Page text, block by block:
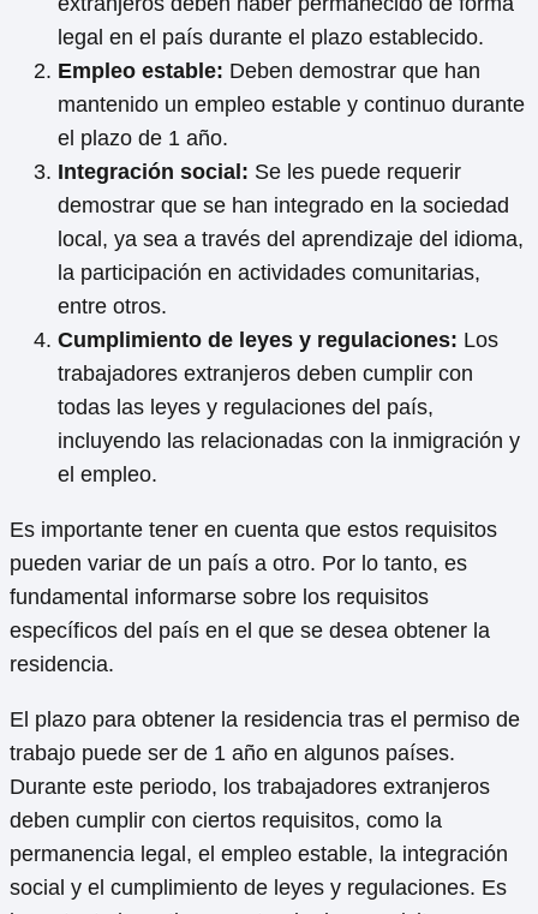
legal en el país durante el plazo establecido.
Empleo estable: Deben demostrar que han
mantenido un empleo estable y continuo durante
el plazo de 1 año.
Integración social: Se les puede requerir
demostrar que se han integrado en la sociedad
local, ya sea a través del aprendizaje del idioma,
la participación en actividades comunitarias,
entre otros.
Cumplimiento de leyes y regulaciones: Los
trabajadores extranjeros deben cumplir con
todas las leyes y regulaciones del país,
incluyendo las relacionadas con la inmigración y
el empleo.
Es importante tener en cuenta que estos requisitos
pueden variar de un país a otro. Por lo tanto, es
fundamental informarse sobre los requisitos
específicos del país en el que se desea obtener la
residencia.
El plazo para obtener la residencia tras el permiso de
trabajo puede ser de 1 año en algunos países.
Durante este periodo, los trabajadores extranjeros
deben cumplir con ciertos requisitos, como la
permanencia legal, el empleo estable, la integración
social y el cumplimiento de leyes y regulaciones. Es